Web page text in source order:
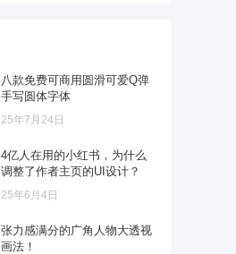
八款免费可商用圆滑可爱Q弹
手写圆体字体
25年7月24日
4亿人在用的小红书，为什么
调整了作者主页的UI设计？
25年6月4日
张力感满分的广角人物大透视
画法！